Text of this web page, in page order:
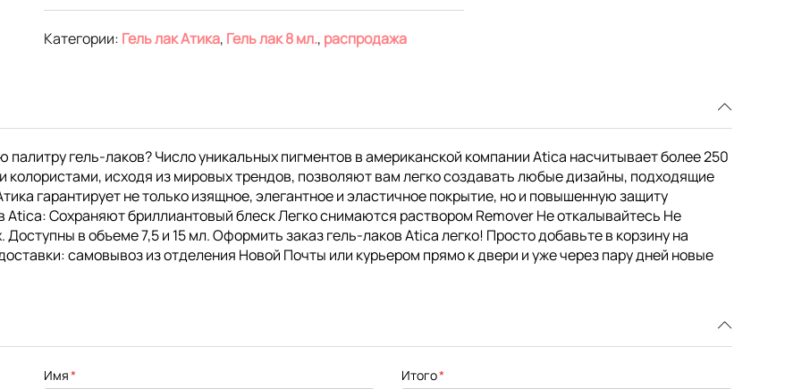
Категории: Гель лак Атика, Гель лак 8 мл., распродажа
гель-лаков? Число уникальных пигментов в американской компании Atica насчитывает более 250
исходя из мировых трендов, позволяют вам легко создавать любые дизайны, подходящие
гарантирует не только изящное, элегантное и эластичное покрытие, но и повышенную защиту
Atica: Сохраняют бриллиантовый блеск Легко снимаются раствором Remover Не откалывайтесь Не
в объеме 7,5 и 15 мл. Оформить заказ гель-лаков Atica легко! Просто добавьте в корзину на
самовывоз из отделения Новой Почты или курьером прямо к двери и уже через пару дней новые
Имя Итого